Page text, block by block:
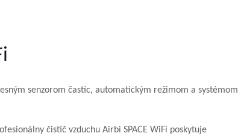
senzorom častíc, automatickým režimom a systémom
čistič vzduchu Airbi SPACE WiFi poskytuje